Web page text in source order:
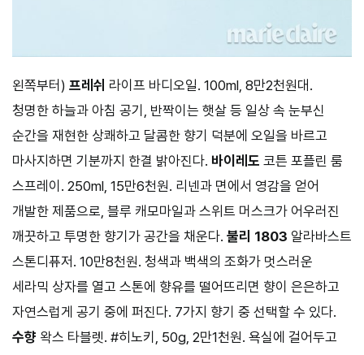
왼쪽부터) 프레쉬 라이프 바디오일. 100ml, 8만2천원대.
청명한 하늘과 아침 공기, 반짝이는 햇살 등 일상 속 눈부신
순간을 재현한 상쾌하고 달콤한 향기 덕분에 오일을 바르고
마사지하면 기분까지 한결 밝아진다. 바이레도 코튼 포플린 룸
스프레이. 250ml, 15만6천원. 리넨과 면에서 영감을 얻어
개발한 제품으로, 블루 캐모마일과 스위트 머스크가 어우러진
깨끗하고 투명한 향기가 공간을 채운다. 불리 1803 알라바스트
스톤디퓨저. 10만8천원. 청색과 백색의 조화가 멋스러운
세라믹 상자를 열고 스톤에 향유를 떨어뜨리면 향이 은은하고
자연스럽게 공기 중에 퍼진다. 7가지 향기 중 선택할 수 있다.
수향 왁스 타블렛. #히노키, 50g, 2만1천원. 욕실에 걸어두고